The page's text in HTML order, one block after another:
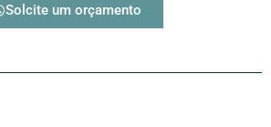
Solcite um orçamento